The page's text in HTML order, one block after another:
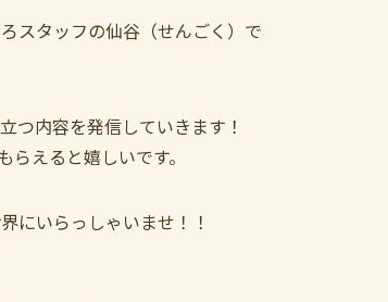
スタッフの仙谷（せんごく）で
つ内容を発信していきます！
えると嬉しいです。
にいらっしゃいませ！！